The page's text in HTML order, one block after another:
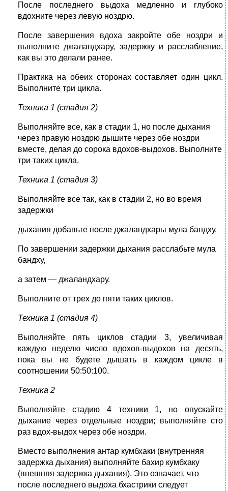
После последнего выдоха медленно и глубоко
вдохните через левую ноздрю.
После завершения вдоха закройте обе ноздри и
выполните джаландхару, задержку и расслабление,
как вы это делали ранее.
Практика на обеих сторонах составляет один цикл.
Выполните три цикла.
Техника 1 (стадия 2)
Выполняйте все, как в стадии 1, но после дыхания
через правую ноздрю дышите через обе ноздри
вместе, делая до сорока вдохов-выдохов. Выполните
три таких цикла.
Техника 1 (стадия 3)
Выполняйте все так, как в стадии 2, но во время
задержки
дыхания добавьте после джаландхары мула бандху.
По завершении задержки дыхания расслабьте мула
бандху,
а затем — джаландхару.
Выполните от трех до пяти таких циклов.
Техника 1 (стадия 4)
Выполняйте пять циклов стадии 3, увеличивая
каждую неделю число вдохов-выдохов на десять,
пока вы не будете дышать в каждом цикле в
соотношении 50:50:100.
Техника 2
Выполняйте стадию 4 техники 1, но опускайте
дыхание через отдельные ноздри; выполняйте сто
раз вдох-выдох через обе ноздри.
Вместо выполнения антар кумбхаки (внутренняя
задержка дыхания) выполняйте бахир кумбхаку
(внешняя задержка дыхания). Это означает, что
после последнего выдоха бхастрики следует